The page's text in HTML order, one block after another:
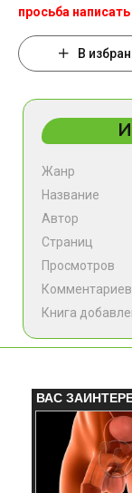
просьба
В
Жанр
Название
Автор
Страниц
Просмотров
Комментариев
Книга